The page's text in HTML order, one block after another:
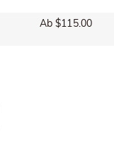
Ab $115.00